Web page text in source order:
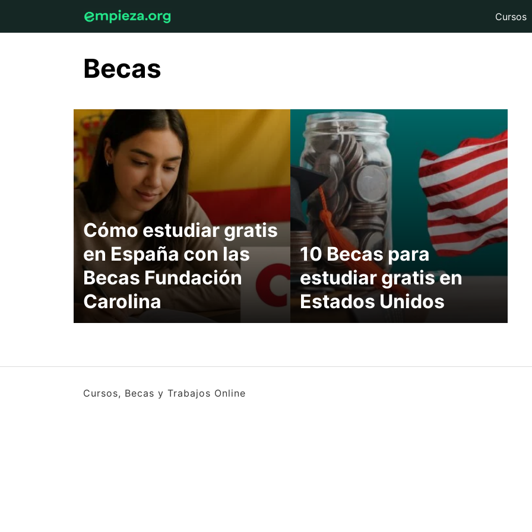
content
Cursos
Becas
Cómo estudiar gratis
en España con las
Becas Fundación
Carolina
10 Becas para
estudiar gratis en
Estados Unidos
Cursos, Becas y Trabajos Online